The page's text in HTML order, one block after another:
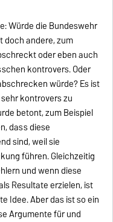
Würde die Bundeswehr
doch andere, zum
oder eben auch
kontrovers. Oder
würde? Es ist
kontrovers zu
betont, zum Beispiel
dass diese
sind, weil sie
führen. Gleichzeitig
und wenn diese
Resultate erzielen, ist
Idee. Aber das ist so ein
Argumente für und